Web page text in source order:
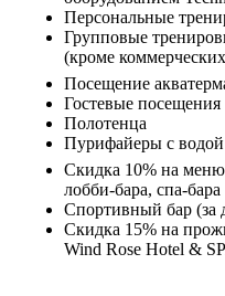
Персональные
Групповые
(кроме
Посещение
Гостевые посещения
Полотенца
Пурифайеры с водой
Скидка 10% на
лобби-бара, спа-бара
Спортивный бар (за
Скидка 15% на
Wind Rose Hotel &